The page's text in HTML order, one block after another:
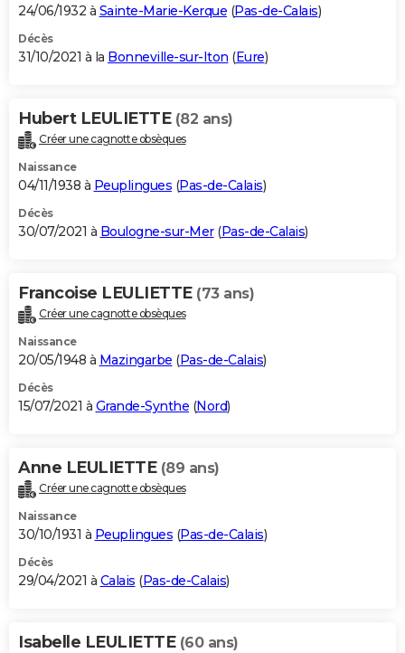
24/06/1932 à Sainte-Marie-Kerque (Pas-de-Calais)
Décès
31/10/2021 à la Bonneville-sur-Iton (Eure)
Hubert LEULIETTE (82 ans)
Créer une cagnotte obsèques
Naissance
04/11/1938 à Peuplingues (Pas-de-Calais)
Décès
30/07/2021 à Boulogne-sur-Mer(Pas-de-Calais)
Francoise LEULIETTE (73 ans)
Créer une cagnotte obsèques
Naissance
20/05/1948 à Mazingarbe (Pas-de-Calais)
Décès
15/07/2021 à Grande-Synthe (Nord)
Anne LEULIETTE (89 ans)
Créer une cagnotte obsèques
Naissance
30/10/1931 à Peuplingues (Pas-de-Calais)
Décès
29/04/2021 à Calais (Pas-de-Calais)
Isabelle LEULIETTE (60 ans)